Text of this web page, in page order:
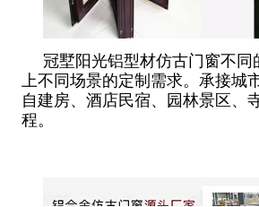
冠墅阳光铝型材仿古门窗不同
上不同场景的定制需求。承接城
自建房、酒店民宿、园林景区、
程。